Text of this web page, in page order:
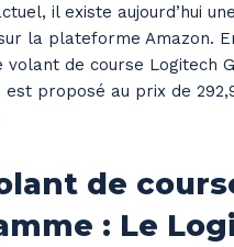
il existe aujourd’hui
la plateforme Amazon.
volant de course Logitech
est proposé au prix de
de
: Le